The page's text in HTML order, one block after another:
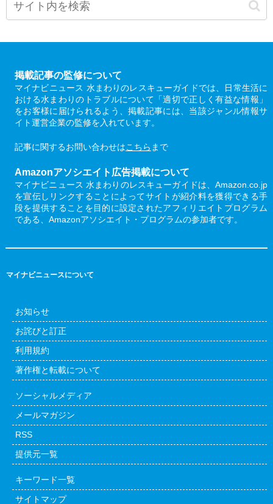
掲載記事の監修について
マイナビニュース 水まわりのレスキューガイドでは、日常生活に
おける水まわりのトラブルについて「適切で正しく有益な情報」
をお客様に届けられるよう、掲載記事には、当該ジャンル情報サ
イト運営企業の監修を入れています。
記事に関するお問い合わせはこちら まで
Amazonアソシエイト広告掲載について
マイナビニュース 水まわりのレスキューガイドは、Amazon.co.jp
を宣伝しリンクすることによってサイトが紹介料を獲得できる手
段を提供することを目的に設定されたアフィリエイトプログラム
である、Amazonアソシエイト・プログラムの参加者です。
マイナビニュースについて
お知らせ
お詫びと訂正
利用規約
著作権と転載について
ソーシャルメディア
メールマガジン
RSS
提供元一覧
キーワード一覧
サイトマップ